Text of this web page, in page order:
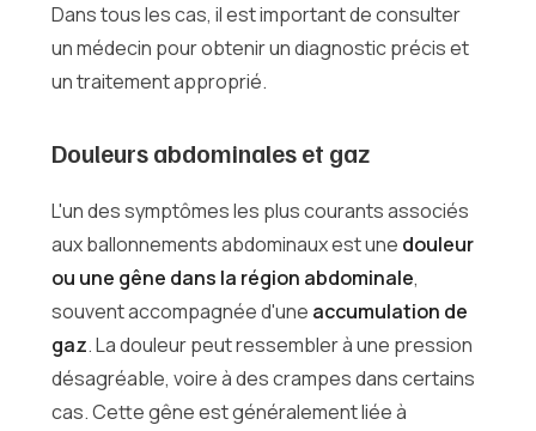
Dans tous les cas, il est important de consulter
un médecin pour obtenir un diagnostic précis et
un traitement approprié.
Douleurs abdominales et gaz
L'un des symptômes les plus courants associés
aux ballonnements abdominaux est une douleur
ou une gêne dans la région abdominale,
souvent accompagnée d'une accumulation de
gaz. La douleur peut ressembler à une pression
désagréable, voire à des crampes dans certains
cas. Cette gêne est généralement liée à